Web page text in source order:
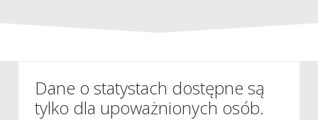
Dane o statystach dostępne są
tylko dla upoważnionych osób.